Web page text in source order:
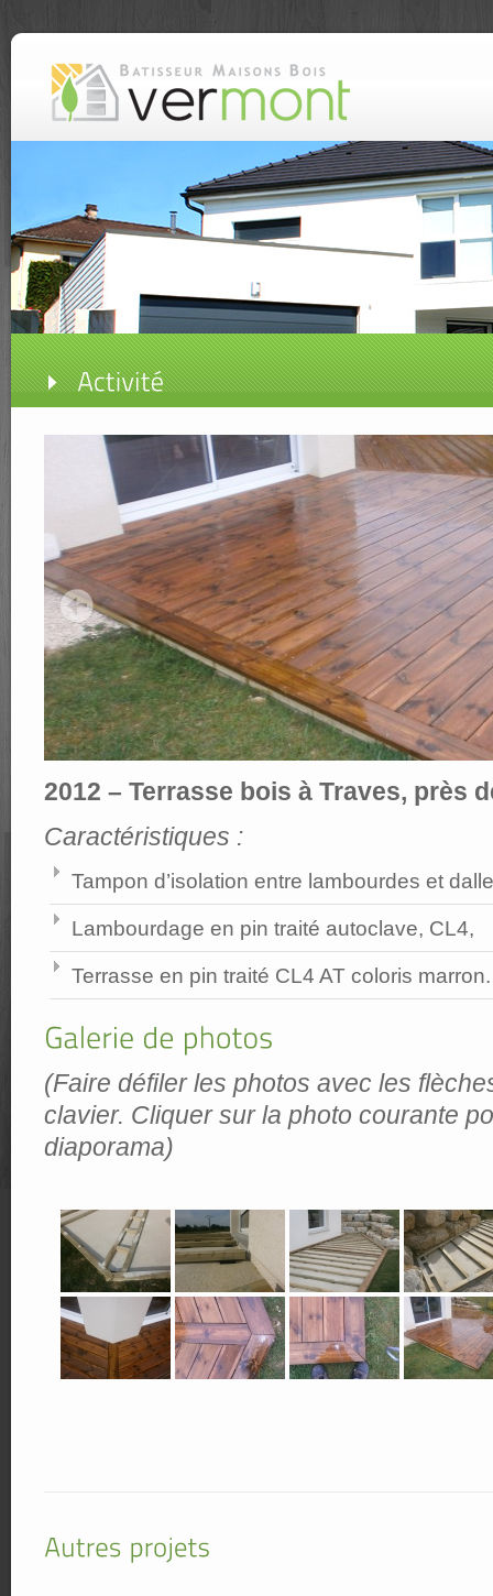
2012 – Terrasse bois à Traves, près
Caractéristiques :
Tampon d’isolation entre lambourdes et
Lambourdage en pin traité autoclave, CL4,
Terrasse en pin traité CL4 AT coloris marron.
(Faire défiler les photos avec les
clavier. Cliquer sur la photo courante
diaporama)